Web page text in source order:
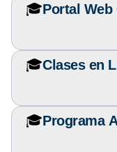
🎓Portal Web
🎓Clases en
🎓Programa